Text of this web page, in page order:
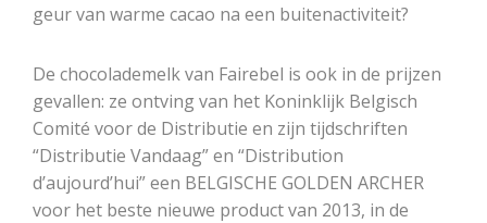
geur van warme cacao na een buitenactiviteit?
De chocolademelk van Fairebel is ook in de prijzen
gevallen: ze ontving van het Koninklijk Belgisch
Comité voor de Distributie en zijn tijdschriften
“Distributie Vandaag” en “Distribution
d’aujourd’hui” een BELGISCHE GOLDEN ARCHER
voor het beste nieuwe product van 2013, in de